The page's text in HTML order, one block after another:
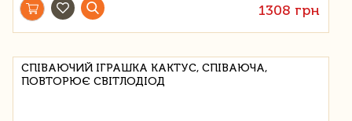
1308 грн
СПІВАЮЧИЙ ІГРАШКА КАКТУС, СПІВАЮЧА,
ПОВТОРЮЄ СВІТЛОДІОД